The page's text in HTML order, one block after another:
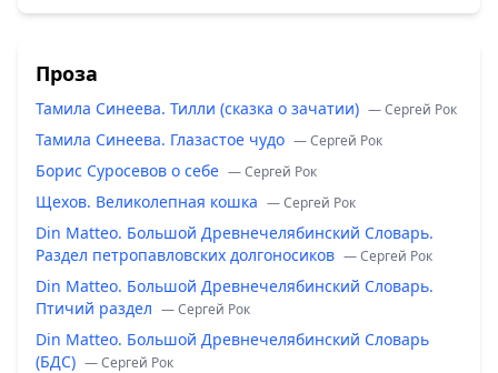
Проза
Тамила Синеева. Тилли (сказка о зачатии) — Сергей Рок
Тамила Синеева. Глазастое чудо — Сергей Рок
Борис Суросевов о себе — Сергей Рок
Щехов. Великолепная кошка — Сергей Рок
Din Matteo. Большой Древнечелябинский Словарь.
Раздел петропавловских долгоносиков — Сергей Рок
Din Matteo. Большой Древнечелябинский Словарь.
Птичий раздел — Сергей Рок
Din Matteo. Большой Древнечелябинский Словарь
(БДС) — Сергей Рок